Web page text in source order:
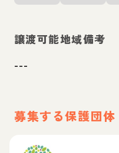
譲渡可能地域備考
---
募集する保護団体